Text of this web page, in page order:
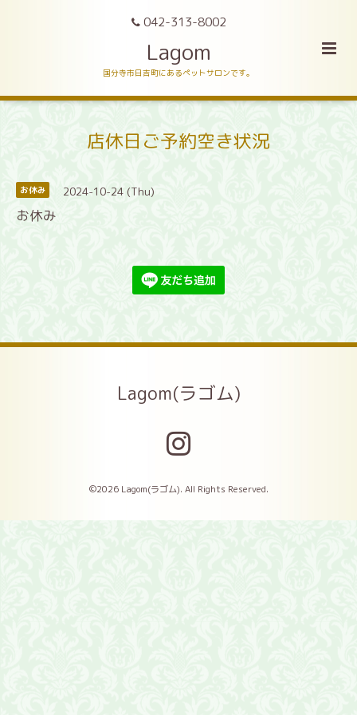
042-313-8002
Lagom
国分寺市日吉町にあるペットサロンです。
店休日ご予約空き状況
お休み 2024-10-24 (Thu)
お休み
Lagom(ラゴム)
©2026 Lagom(ラゴム). All Rights Reserved.